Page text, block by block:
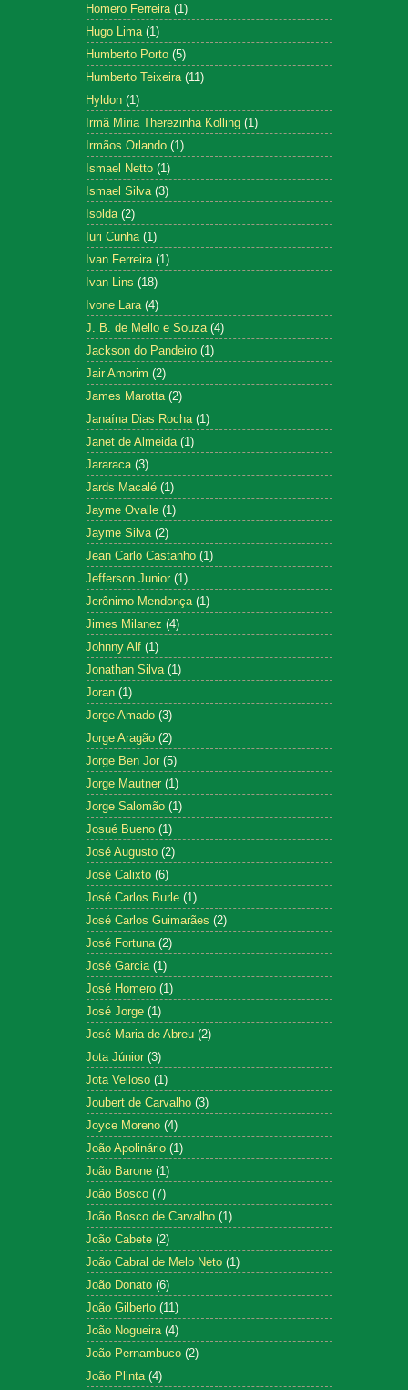
Homero Ferreira (1)
Hugo Lima (1)
Humberto Porto (5)
Humberto Teixeira (11)
Hyldon (1)
Irmã Míria Therezinha Kolling (1)
Irmãos Orlando (1)
Ismael Netto (1)
Ismael Silva (3)
Isolda (2)
Iuri Cunha (1)
Ivan Ferreira (1)
Ivan Lins (18)
Ivone Lara (4)
J. B. de Mello e Souza (4)
Jackson do Pandeiro (1)
Jair Amorim (2)
James Marotta (2)
Janaína Dias Rocha (1)
Janet de Almeida (1)
Jararaca (3)
Jards Macalé (1)
Jayme Ovalle (1)
Jayme Silva (2)
Jean Carlo Castanho (1)
Jefferson Junior (1)
Jerônimo Mendonça (1)
Jimes Milanez (4)
Johnny Alf (1)
Jonathan Silva (1)
Joran (1)
Jorge Amado (3)
Jorge Aragão (2)
Jorge Ben Jor (5)
Jorge Mautner (1)
Jorge Salomão (1)
Josué Bueno (1)
José Augusto (2)
José Calixto (6)
José Carlos Burle (1)
José Carlos Guimarães (2)
José Fortuna (2)
José Garcia (1)
José Homero (1)
José Jorge (1)
José Maria de Abreu (2)
Jota Júnior (3)
Jota Velloso (1)
Joubert de Carvalho (3)
Joyce Moreno (4)
João Apolinário (1)
João Barone (1)
João Bosco (7)
João Bosco de Carvalho (1)
João Cabete (2)
João Cabral de Melo Neto (1)
João Donato (6)
João Gilberto (11)
João Nogueira (4)
João Pernambuco (2)
João Plinta (4)